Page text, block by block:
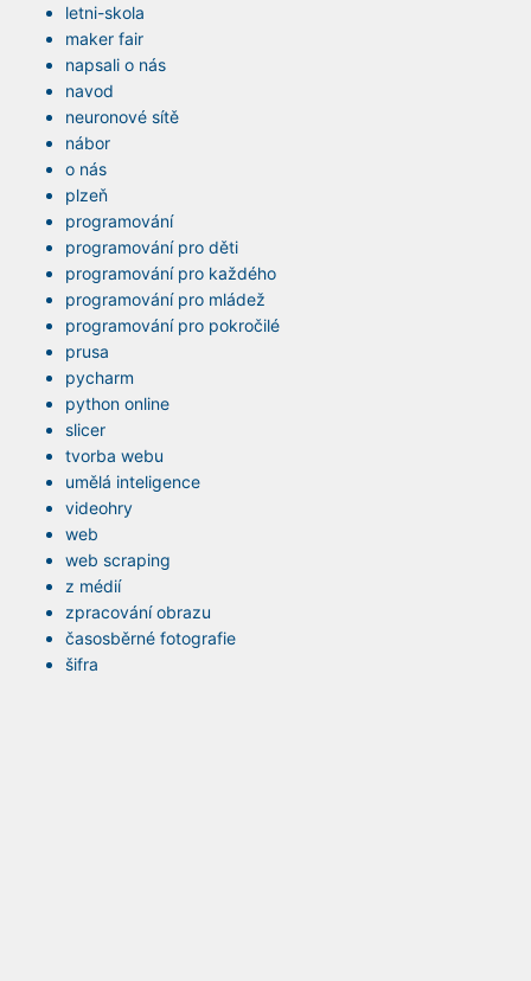
letni-skola
maker fair
napsali o nás
navod
neuronové sítě
nábor
o nás
plzeň
programování
programování pro děti
programování pro každého
programování pro mládež
programování pro pokročilé
prusa
pycharm
python online
slicer
tvorba webu
umělá inteligence
videohry
web
web scraping
z médií
zpracování obrazu
časosběrné fotografie
šifra